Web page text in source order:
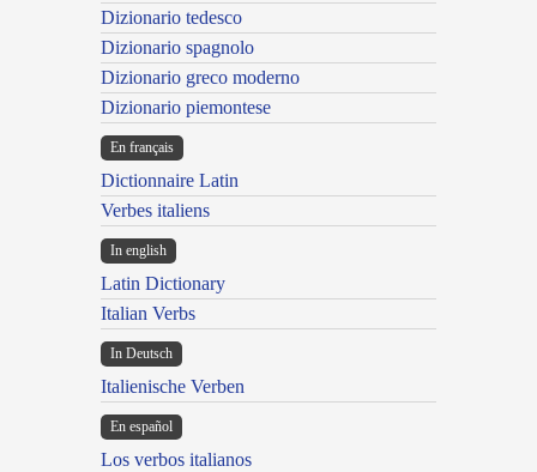
Dizionario tedesco
Dizionario spagnolo
Dizionario greco moderno
Dizionario piemontese
En français
Dictionnaire Latin
Verbes italiens
In english
Latin Dictionary
Italian Verbs
In Deutsch
Italienische Verben
En español
Los verbos italianos